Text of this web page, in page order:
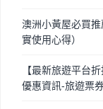
澳洲小黃屋必買
實使用心得）
【最新旅遊平台
優惠資訊-旅遊票